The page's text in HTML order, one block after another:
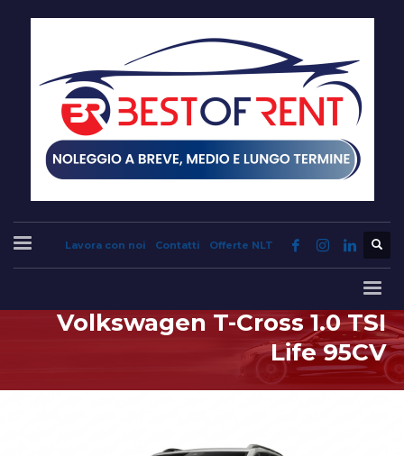
Lavora con noi Contatti Offerte NLT
Volkswagen T-Cross 1.0 TSI
Life 95CV